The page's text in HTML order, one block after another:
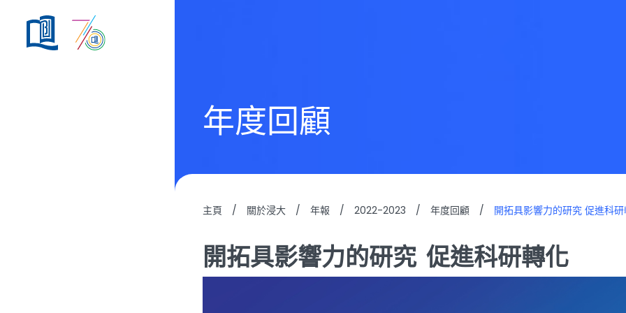
年度回顧
主頁 / 關於浸大 / 年報 / 2022-2023 / 年度回顧 / 開拓具影響力的研究 促進科
開拓具影響力的研究 促進科研轉化